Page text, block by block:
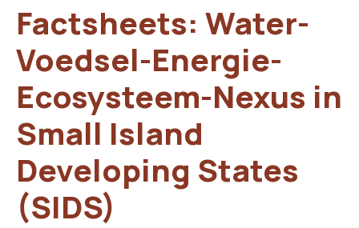
Factsheets: Water-
Voedsel-Energie-
Ecosysteem-Nexus in
Small Island
Developing States
(SIDS)